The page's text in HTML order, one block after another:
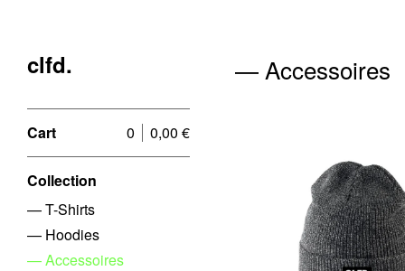
clfd.
Cart 0,00 €
0
Collection
— T-Shirts
— Hoodies
— Accessoires
— Accessoires
€